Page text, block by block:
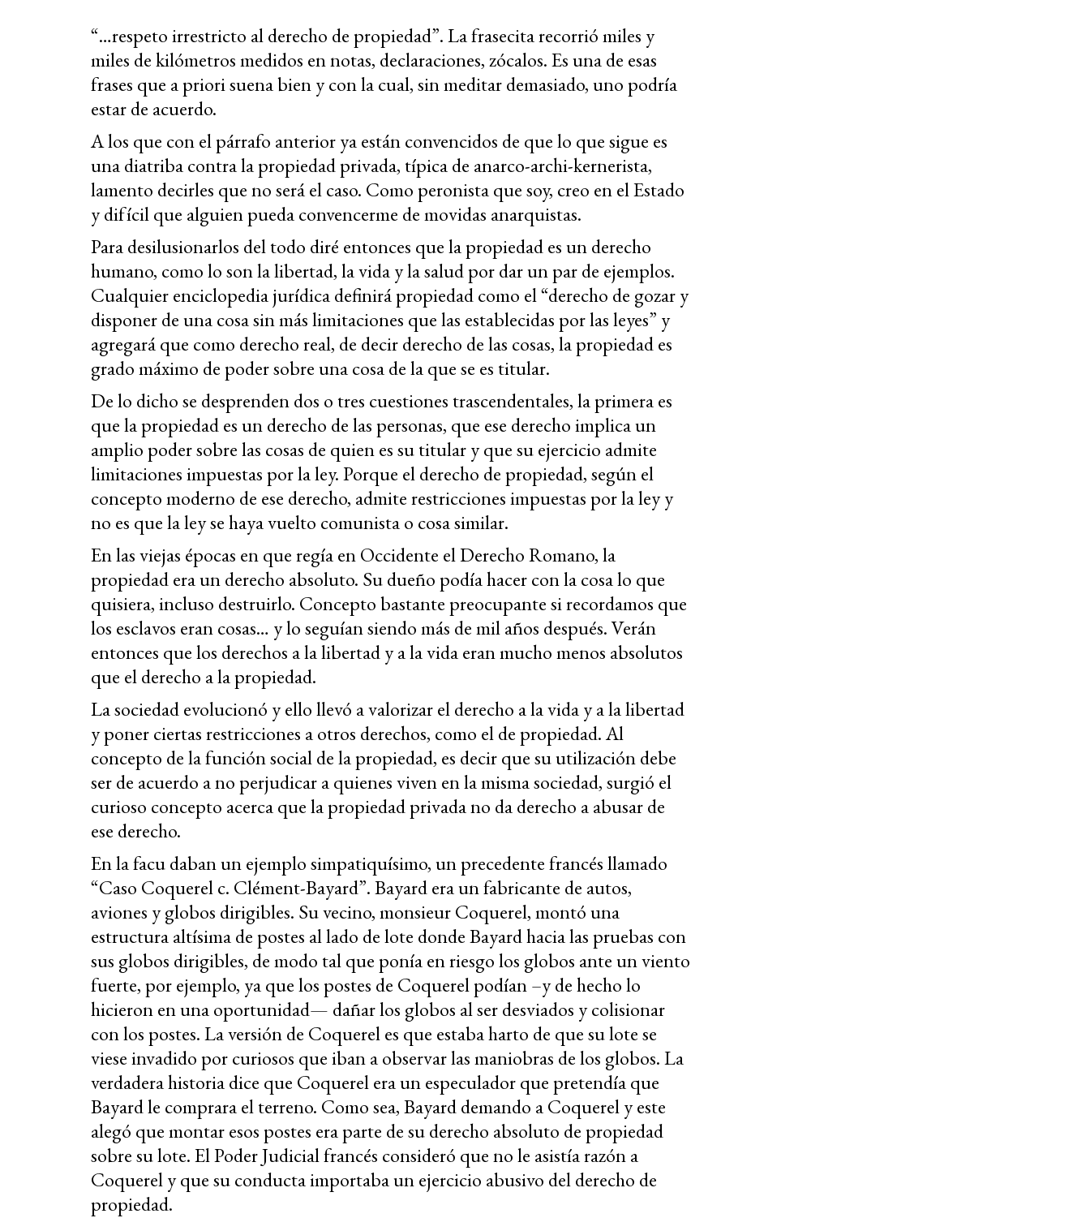
“…respeto irrestricto al derecho de propiedad”. La frasecita recorrió miles y
miles de kilómetros medidos en notas, declaraciones, zócalos. Es una de esas
frases que a priori suena bien y con la cual, sin meditar demasiado, uno podría
estar de acuerdo.
A los que con el párrafo anterior ya están convencidos de que lo que sigue es
una diatriba contra la propiedad privada, típica de anarco-archi-kernerista,
lamento decirles que no será el caso. Como peronista que soy, creo en el Estado
y difícil que alguien pueda convencerme de movidas anarquistas.
Para desilusionarlos del todo diré entonces que la propiedad es un derecho
humano, como lo son la libertad, la vida y la salud por dar un par de ejemplos.
Cualquier enciclopedia jurídica definirá propiedad como el “derecho de gozar y
disponer de una cosa sin más limitaciones que las establecidas por las leyes” y
agregará que como derecho real, de decir derecho de las cosas, la propiedad es
grado máximo de poder sobre una cosa de la que se es titular.
De lo dicho se desprenden dos o tres cuestiones trascendentales, la primera es
que la propiedad es un derecho de las personas, que ese derecho implica un
amplio poder sobre las cosas de quien es su titular y que su ejercicio admite
limitaciones impuestas por la ley. Porque el derecho de propiedad, según el
concepto moderno de ese derecho, admite restricciones impuestas por la ley y
no es que la ley se haya vuelto comunista o cosa similar.
En las viejas épocas en que regía en Occidente el Derecho Romano, la
propiedad era un derecho absoluto. Su dueño podía hacer con la cosa lo que
quisiera, incluso destruirlo. Concepto bastante preocupante si recordamos que
los esclavos eran cosas… y lo seguían siendo más de mil años después. Verán
entonces que los derechos a la libertad y a la vida eran mucho menos absolutos
que el derecho a la propiedad.
La sociedad evolucionó y ello llevó a valorizar el derecho a la vida y a la libertad
y poner ciertas restricciones a otros derechos, como el de propiedad. Al
concepto de la función social de la propiedad, es decir que su utilización debe
ser de acuerdo a no perjudicar a quienes viven en la misma sociedad, surgió el
curioso concepto acerca que la propiedad privada no da derecho a abusar de
ese derecho.
En la facu daban un ejemplo simpatiquísimo, un precedente francés llamado
“Caso Coquerel c. Clément-Bayard”. Bayard era un fabricante de autos,
aviones y globos dirigibles. Su vecino, monsieur Coquerel, montó una
estructura altísima de postes al lado de lote donde Bayard hacia las pruebas con
sus globos dirigibles, de modo tal que ponía en riesgo los globos ante un viento
fuerte, por ejemplo, ya que los postes de Coquerel podían –y de hecho lo
hicieron en una oportunidad— dañar los globos al ser desviados y colisionar
con los postes. La versión de Coquerel es que estaba harto de que su lote se
viese invadido por curiosos que iban a observar las maniobras de los globos. La
verdadera historia dice que Coquerel era un especulador que pretendía que
Bayard le comprara el terreno. Como sea, Bayard demando a Coquerel y este
alegó que montar esos postes era parte de su derecho absoluto de propiedad
sobre su lote. El Poder Judicial francés consideró que no le asistía razón a
Coquerel y que su conducta importaba un ejercicio abusivo del derecho de
propiedad.